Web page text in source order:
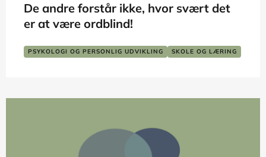
De andre forstår ikke, hvor svært det
er at være ordblind!
PSYKOLOGI OG PERSONLIG UDVIKLING SKOLE OG LÆRING